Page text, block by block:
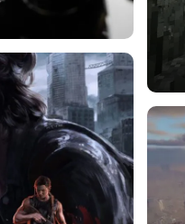
۰ 25 اردیبهشت 1404